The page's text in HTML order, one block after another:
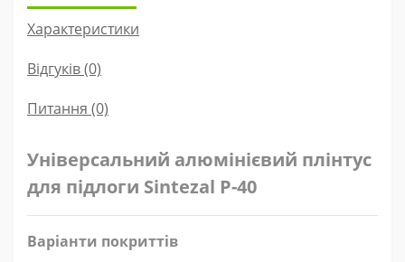
Характеристики
Відгуків (0)
Питання (0)
Універсальний алюмінієвий плінтус
для підлоги Sintezal P-40
Варіанти покриттів